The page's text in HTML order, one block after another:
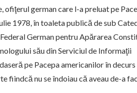
ofiţerul german care l-a preluat pe
1978, în toaleta publică de sub
German pentru Apărarea
său din Serviciul de Informaţii
pe Pacepa americanilor în decurs
fiindcă nu se îndoiau că aveau de-a